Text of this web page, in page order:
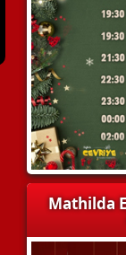
Mathilda